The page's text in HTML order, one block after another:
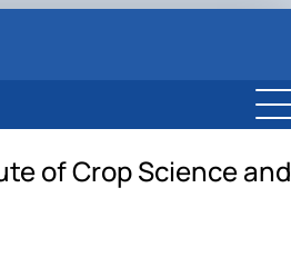
of Crop Science and